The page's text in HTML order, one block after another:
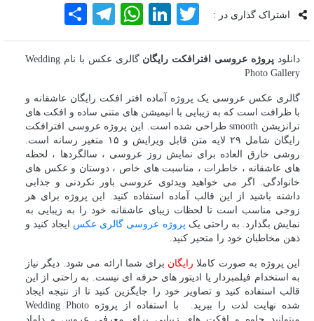
اشتراک گذاری در : Twitter
LinkedIn
WhatsApp
Telegram
گذاری
دانلود پروژه عروسی افترافکت رایگان
گالری عکس با نام Wedding
Photo Gallery
گالری عکس عروسی یک پروژه آماده افتر افکت رایگان عاشقانه و
با ظرافت است که به زیبایی با انیمیشن های متنی ساده و افکت های
ترانزیشن smooth طراحی شده است. این پروژه عروسی افترافکت
رایگان شامل ۲۹ لایه متن قابل ویرایش و ۱۵ متغیر رسانه است.
روشی خارق العاده برای نمایش روز عروسی ، سالگردها ، لحظه
های عاشقانه ، خاطرات ، مناسبت های خاص ، دوستان و عکس های
خانوادگی. اگر می خواهید ویدئوی عروسی باور نکردنی و جذابی
داشته باشید از این قالب آماده استفاده کنید. این پروژه برای هر
زوجی مناسب است تا لحظات زیبای عاشقانه خود را به زیبایی به
نمایش بگذارد. به راحتی یک پروژه عروسی گالری عکس ایجاد کنید و
ذهن مخاطبان خود را متحیر کنید.
این پروژه به صورت کاملا رایگان برای شما ارائه می شود. دیگر نیاز
به استخدام فیلمبردار یا ادیتور های حرفه ای نیست. به راحتی از این
قالب استفاده کنید و تصاویر خود را جایگزین کنید تا از نتیجه ایجاد
شده نهایت لذت را ببرید. با استفاده از پروژه Wedding Photo